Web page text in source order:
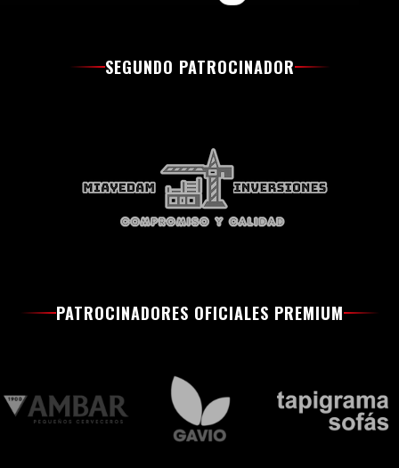
SEGUNDO PATROCINADOR
PATROCINADORES OFICIALES PREMIUM